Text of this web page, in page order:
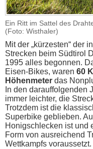
Ein Ritt im Sattel des
(Foto: Wisthaler)
Mit der „kürzesten“ der
Strecken beim Südtirol
1995 alles begonnen.
Eisen-Bikes, waren 60
Höhenmeter das
In den darauffolgenden
immer leichter, die
Trotzdem ist die
Superbike geblieben.
Honigschlecken ist und
Form von ausreichend
Wettkampfs voraussetzt.